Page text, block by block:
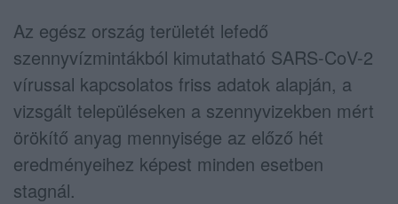
Az egész ország területét lefedő
szennyvízmintákból kimutatható SARS-CoV-2
vírussal kapcsolatos friss adatok alapján, a
vizsgált településeken a szennyvizekben mért
örökítő anyag mennyisége az előző hét
eredményeihez képest minden esetben
stagnál.